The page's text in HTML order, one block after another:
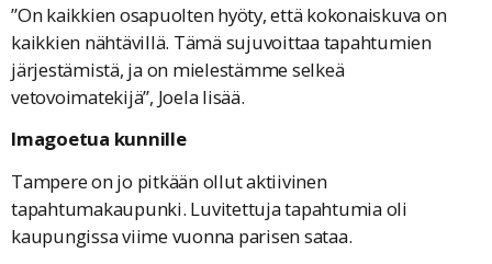
”On kaikkien osapuolten hyöty, että kokonaiskuva on
kaikkien nähtävillä. Tämä sujuvoittaa tapahtumien
järjestämistä, ja on mielestämme selkeä
vetovoimatekijä”, Joela lisää.
Imagoetua kunnille
Tampere on jo pitkään ollut aktiivinen
tapahtumakaupunki. Luvitettuja tapahtumia oli
kaupungissa viime vuonna parisen sataa.